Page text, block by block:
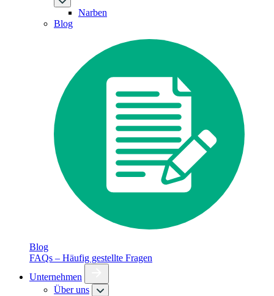
Narben
Blog
Blog
FAQs – Häufig gestellte Fragen
Unternehmen
Über uns